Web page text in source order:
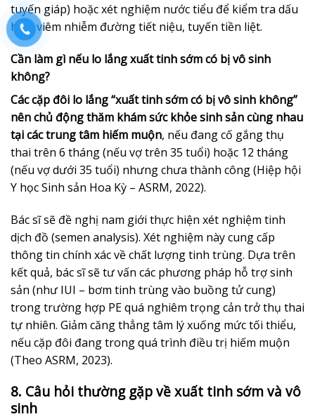
tuyến giáp) hoặc xét nghiệm nước tiểu để kiểm tra dấu
hiệu viêm nhiễm đường tiết niệu, tuyến tiền liệt.
Cần làm gì nếu lo lắng xuất tinh sớm có bị vô sinh
không?
Các cặp đôi lo lắng “xuất tinh sớm có bị vô sinh không”
nên chủ động thăm khám sức khỏe sinh sản cùng nhau
tại các trung tâm hiếm muộn, nếu đang cố gắng thụ
thai trên 6 tháng (nếu vợ trên 35 tuổi) hoặc 12 tháng
(nếu vợ dưới 35 tuổi) nhưng chưa thành công (Hiệp hội
Y học Sinh sản Hoa Kỳ – ASRM, 2022).
Bác sĩ sẽ đề nghị nam giới thực hiện xét nghiệm tinh
dịch đồ (semen analysis). Xét nghiệm này cung cấp
thông tin chính xác về chất lượng tinh trùng. Dựa trên
kết quả, bác sĩ sẽ tư vấn các phương pháp hỗ trợ sinh
sản (như IUI – bơm tinh trùng vào buồng tử cung)
trong trường hợp PE quá nghiêm trọng cản trở thụ thai
tự nhiên. Giảm căng thẳng tâm lý xuống mức tối thiểu,
nếu cặp đôi đang trong quá trình điều trị hiếm muộn
(Theo ASRM, 2023).
8. Câu hỏi thường gặp về xuất tinh sớm và vô
sinh